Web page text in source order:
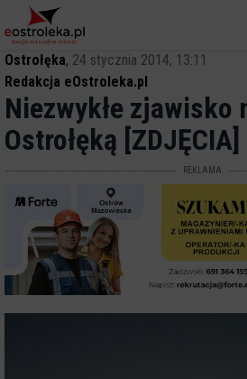
Ostrołęka, 24 stycznia 2014, 13:11
Redakcja eOstroleka.pl
Niezwykłe zjawisko
Ostrołęką [ZDJĘCIA]
REKLAMA